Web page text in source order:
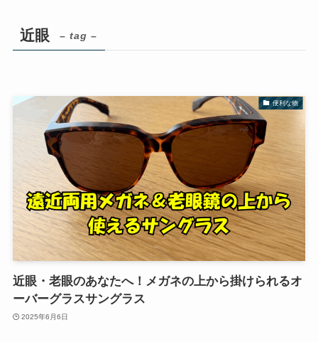
近眼 – tag –
便利な物
近眼・老眼のあなたへ！メガネの上から掛けられるオ
ーバーグラスサングラス
2025年6月6日